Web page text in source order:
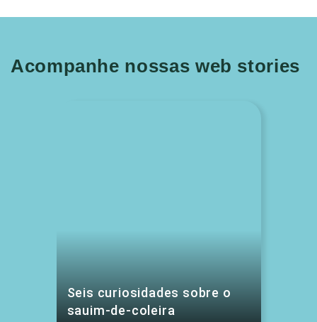
Acompanhe nossas web stories
Seis curiosidades sobre o
sauim-de-coleira